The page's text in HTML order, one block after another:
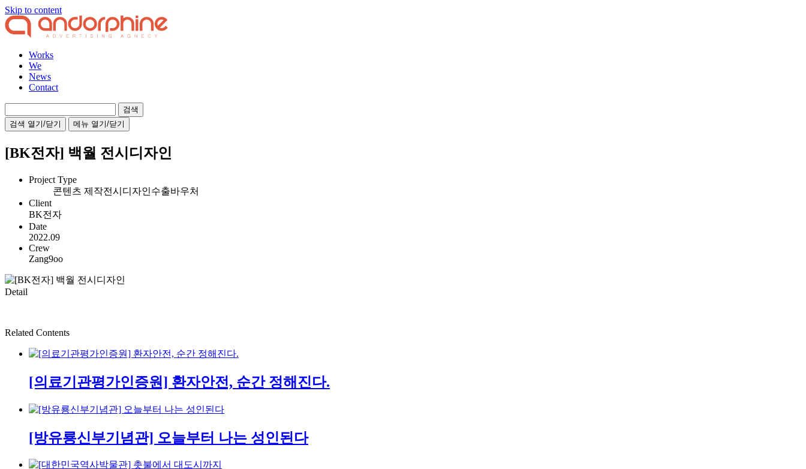
Skip to content
Works
We
News
Contact
색:검색 열기/닫기 메뉴 열기/닫기
[BK전자] 백월 전시디자인
Project Type
콘텐츠 제작전시디자인수출바우처
Client
BK전자
Date
2022.09
Crew
Zang9oo
Detail
Related Contents
[의료기관평가인증원] 환자안전, 순간 정해진다.
[방유룡신부기념관] 오늘부터 나는 성인된다